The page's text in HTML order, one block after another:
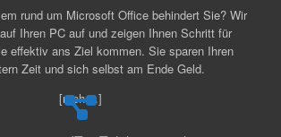
rund um Microsoft Office behindert Sie? Wir
Ihren PC auf und zeigen Ihnen Schritt für
effektiv ans Ziel kommen. Sie sparen Ihren
Zeit und sich selbst am Ende Geld.
[mehr...]